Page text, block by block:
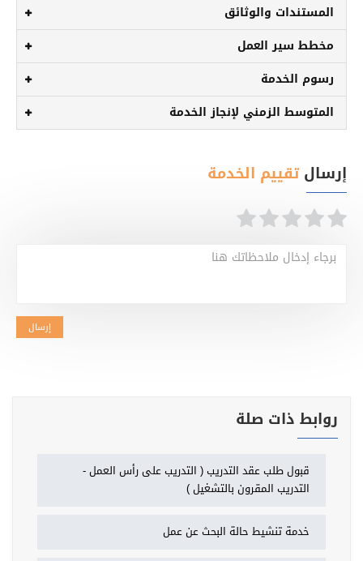
المستندات والوثائق
مخطط سير العمل
رسوم الخدمة
المتوسط الزمني لإنجاز الخدمة
إرسال تقييم الخدمة
برجاء إدخال ملاحظاتك هنا
إرسال
روابط ذات صلة
قبول طلب عقد التدريب ( التدريب على رأس العمل -
التدريب المقرون بالتشغيل )
خدمة تنشيط حالة البحث عن عمل